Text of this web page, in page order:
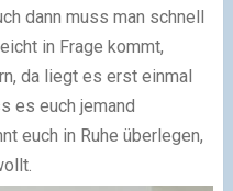
dann muss man schnell
in Frage kommt,
da liegt es erst einmal
es euch jemand
euch in Ruhe überlegen,